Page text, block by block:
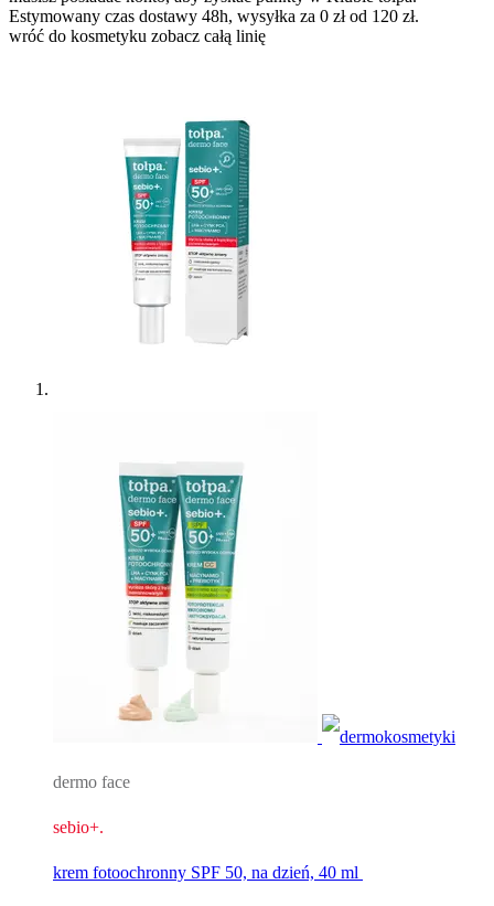
Estymowany czas dostawy 48h, wysyłka za 0 zł od 120 zł.
wróć do kosmetyku zobacz całą linię
dermo face
sebio+.
krem fotoochronny SPF 50, na dzień, 40 ml ​